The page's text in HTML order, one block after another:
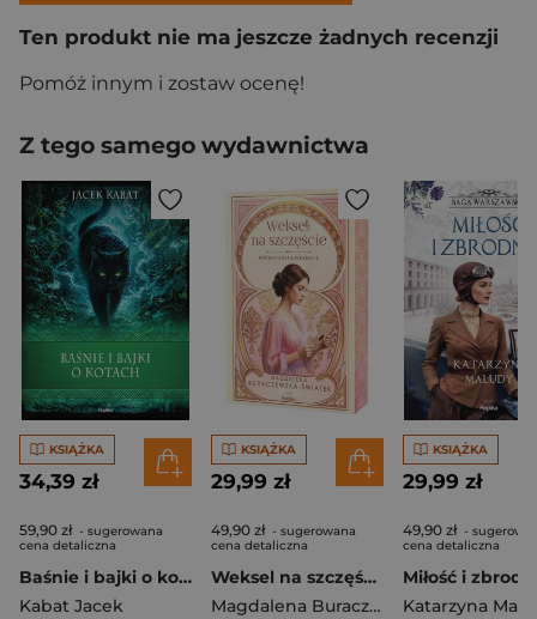
Ten produkt nie ma jeszcze żadnych recenzji
Pomóż innym i zostaw ocenę!
Z tego samego wydawnictwa
KSIĄŻKA
34,39 zł
59,90 zł - sugerowana
cena detaliczna
Baśnie i bajki o kotach. Wierzenia i zwyczaje
Kabat Jacek
KSIĄŻKA
29,99 zł
49,90 zł - sugerowana
cena detaliczna
Weksel na szczęście. Pożegnania i powroty tom 2
Magdalena Buraczewska-Świątek
KSIĄŻKA
29,99 zł
49,90 zł -
cena detaliczna
Katarzyna